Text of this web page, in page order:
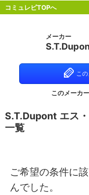
コミュレビTOPへ
メーカー
こ
このメーカ
S.T.Dupont エス
一覧
ご希望の条件に
んでした。